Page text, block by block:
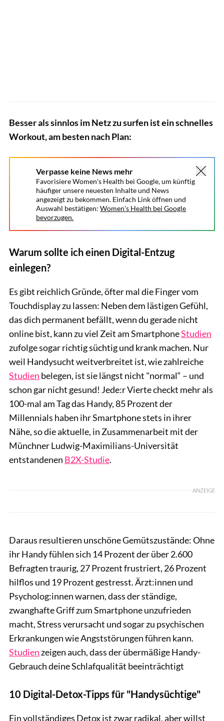
Besser als sinnlos im Netz zu surfen ist ein schnelles
Workout, am besten nach Plan:
Verpasse keine News mehr
Favorisiere Women's Health bei Google, um künftig
häufiger unsere neuesten Inhalte und News
angezeigt zu bekommen. Einfach Link öffnen und
Auswahl bestätigen: Women's Health bei Google
bevorzugen.
Warum sollte ich einen Digital-Entzug
einlegen?
Es gibt reichlich Gründe, öfter mal die Finger vom
Touchdisplay zu lassen: Neben dem lästigen Gefühl,
das dich permanent befällt, wenn du gerade nicht
online bist, kann zu viel Zeit am SmartphoneStudien
zufolge sogar richtig süchtig und krank machen. Nur
weil Handysucht weitverbreitet ist, wie zahlreiche
Studien belegen, ist sie längst nicht "normal“ – und
schon gar nicht gesund! Jede:r Vierte checkt mehr als
100-mal am Tag das Handy, 85 Prozent der
Millennials haben ihr Smartphone stets in ihrer
Nähe, so die aktuelle, in Zusammenarbeit mit der
Münchner Ludwig-Maximilians-Universität
entstandenen B2X-Studie.
ANZEIGE
Daraus resultieren unschöne Gemütszustände: Ohne
ihr Handy fühlen sich 14 Prozent der über 2.600
Befragten traurig, 27 Prozent frustriert, 26 Prozent
hilflos und 19 Prozent gestresst. Ärzt:innen und
Psycholog:innen warnen, dass der ständige,
zwanghafte Griff zum Smartphone unzufrieden
macht, Stress verursacht und sogar zu psychischen
Erkrankungen wie Angststörungen führen kann.
Studienzeigen auch, dass der übermäßige Handy-
Gebrauch deine Schlafqualität beeinträchtigt
10 Digital-Detox-Tipps für "Handysüchtige"
Ein vollständiges Detox ist zwar radikal, aber willst